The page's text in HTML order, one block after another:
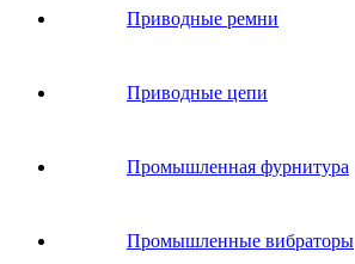
Приводные ремни
Приводные цепи
Промышленная фурнитура
Промышленные вибраторы